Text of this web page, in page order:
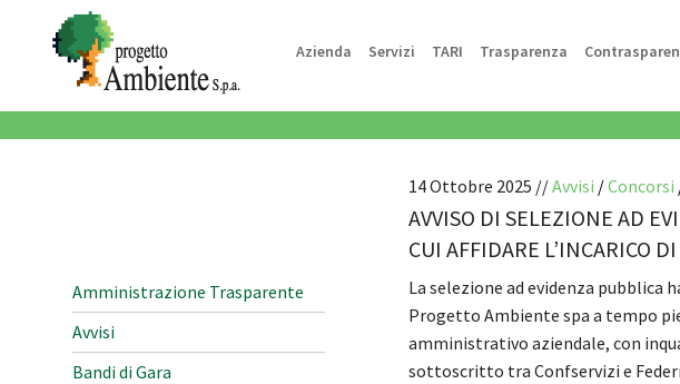
Azienda Servizi TARI Trasparenza
Amministrazione Trasparente
Avvisi
Bandi di Gara
14 Ottobre 2025 //Avvisi /Concorsi
AVVISO DI SELEZIONE AD
CUI AFFIDARE L’INCARICO
La selezione ad evidenza pubblica
Progetto Ambiente spa a tempo
amministrativo aziendale, con
sottoscritto tra Confservizi e